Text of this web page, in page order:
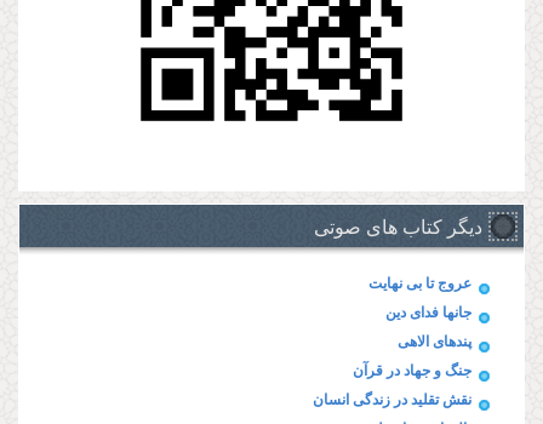
دیگر کتاب های صوتی
عروج تا بی نهایت
جانها فدای دین
پند‌های الاهی
جنگ و جهاد در قرآن
نقش تقلید در زندگی انسان